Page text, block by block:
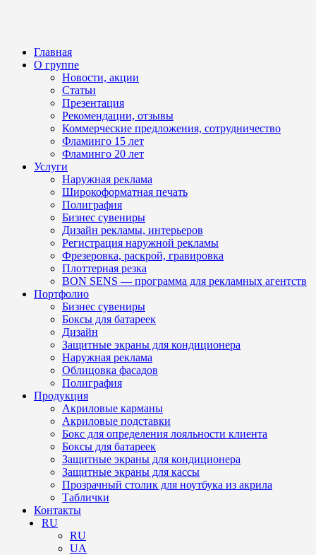
Главная
О группе
Новости, акции
Статьи
Презентация
Рекомендации, отзывы
Коммерческие предложения, сотрудничество
Фламинго 15 лет
Фламинго 20 лет
Услуги
Наружная реклама
Широкоформатная печать
Полиграфия
Бизнес сувениры
Дизайн рекламы, интерьеров
Регистрация наружной рекламы
Фрезеровка, раскрой, гравировка
Плоттерная резка
BON SENS — программа для рекламных агентств
Портфолио
Бизнес сувениры
Боксы для батареек
Дизайн
Защитные экраны для кондиционера
Наружная реклама
Облицовка фасадов
Полиграфия
Продукция
Акриловые карманы
Акриловые подставки
Бокс для определения лояльности клиента
Боксы для батареек
Защитные экраны для кондиционера
Защитные экраны для кассы
Прозрачный столик для ноутбука из акрила
Таблички
Контакты
RU
RU
UA